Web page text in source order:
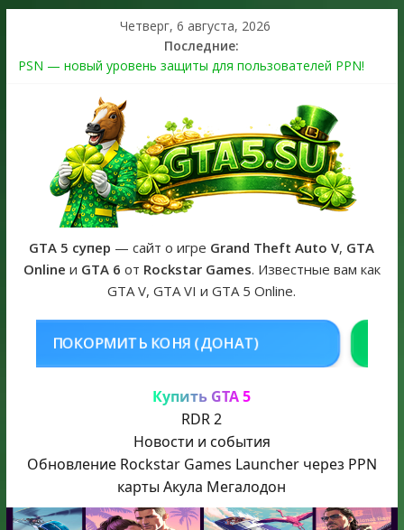
Четверг, 6 августа, 2026
Последние:
PSN — новый уровень защиты для пользователей PPN!
The Kortz Center Heist выйдет в GTA Online уже 14 июля
Регистрация в Rockstar Games Social Club ошибка #1.500.7:
как зарегистрировать аккаунт и войти без проблем в 2026
Получайте особые награды в GTA Online по программе
Fine Art Collector
GTA 6 официальная обложка игры и Предзаказ Grand Theft
Auto VI
GTA 5 супер — сайт о игре Grand Theft Auto V, GTA
Online и GTA 6 от Rockstar Games. Известные вам как
GTA V, GTA VI и GTA 5 Online.
(ДОНАТ)
Купить GTA 5
RDR 2
Новости и события
Обновление Rockstar Games Launcher через PPN
карты Акула Мегалодон